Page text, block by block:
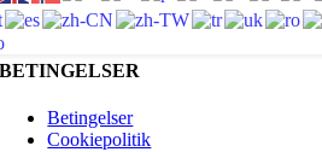
BETINGELSER
Betingelser
Cookiepolitik